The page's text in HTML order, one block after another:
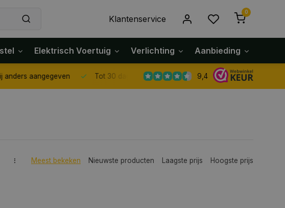
Klantenservice
0
Elektrisch Voertuig Verlichting Aanbieding
aangegeven Tot 30 dagen retour sturen. 9,4
Meest bekeken Nieuwste producten Laagste prijs Hoogste prijs